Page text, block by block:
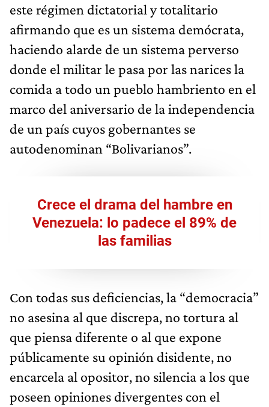
este régimen dictatorial y totalitario
afirmando que es un sistema demócrata,
haciendo alarde de un sistema perverso
donde el militar le pasa por las narices la
comida a todo un pueblo hambriento en el
marco del aniversario de la independencia
de un país cuyos gobernantes se
autodenominan “Bolivarianos”.
Crece el drama del hambre en
Venezuela: lo padece el 89% de
las familias
Con todas sus deficiencias, la “democracia”
no asesina al que discrepa, no tortura al
que piensa diferente o al que expone
públicamente su opinión disidente, no
encarcela al opositor, no silencia a los que
poseen opiniones divergentes con el